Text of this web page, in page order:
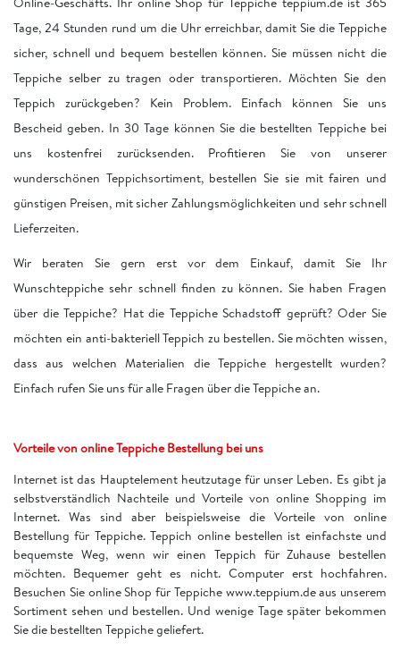
Tage, 24 Stunden rund um die Uhr erreichbar, damit Sie die Teppiche
sicher, schnell und bequem bestellen können. Sie müssen nicht die
Teppiche selber zu tragen oder transportieren. Möchten Sie den
Teppich zurückgeben? Kein Problem. Einfach können Sie uns
Bescheid geben. In 30 Tage können Sie die bestellten Teppiche bei
uns kostenfrei zurücksenden. Profitieren Sie von unserer
wunderschönen Teppichsortiment, bestellen Sie sie mit fairen und
günstigen Preisen, mit sicher Zahlungsmöglichkeiten und sehr schnell
Lieferzeiten.
Wir beraten Sie gern erst vor dem Einkauf, damit Sie Ihr
Wunschteppiche sehr schnell finden zu können. Sie haben Fragen
über die Teppiche? Hat die Teppiche Schadstoff geprüft? Oder Sie
möchten ein anti-bakteriell Teppich zu bestellen. Sie möchten wissen,
dass aus welchen Materialien die Teppiche hergestellt wurden?
Einfach rufen Sie uns für alle Fragen über die Teppiche an.
Vorteile von online Teppiche Bestellung bei uns
Internet ist das Hauptelement heutzutage für unser Leben. Es gibt ja
selbstverständlich Nachteile und Vorteile von online Shopping im
Internet. Was sind aber beispielsweise die Vorteile von online
Bestellung für Teppiche. Teppich online bestellen ist einfachste und
bequemste Weg, wenn wir einen Teppich für Zuhause bestellen
möchten. Bequemer geht es nicht. Computer erst hochfahren.
Besuchen Sie online Shop für Teppiche www.teppium.de aus unserem
Sortiment sehen und bestellen. Und wenige Tage später bekommen
Sie die bestellten Teppiche geliefert.